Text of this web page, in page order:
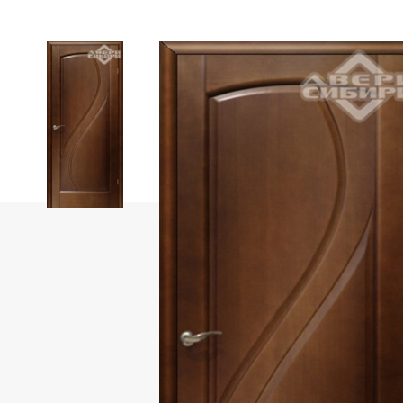
Фабрика «АЛТА»
Фабрика OPTIMA PORTE
Коллекция Парма
Коллекция Неаполь
Коллекция Сицилия
Фабрика «Uberture»
Uberture коллекция «TAMBURAT Light»